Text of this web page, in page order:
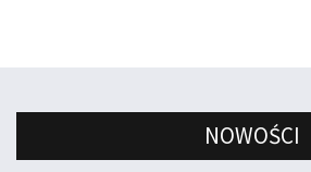
NOWOŚCI